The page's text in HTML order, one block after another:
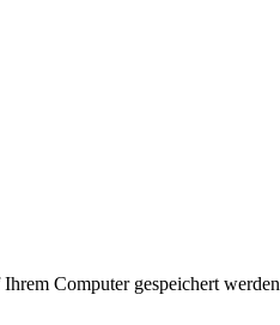
Computer gespeichert werden